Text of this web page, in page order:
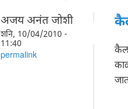
अजय अनंत जोशी
शनि, 10/04/2010 -
11:40
permalink